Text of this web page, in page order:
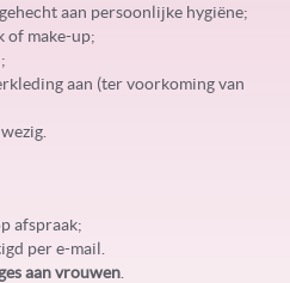
aan persoonlijke hygiëne;
of make-up;
aan (ter voorkoming van
afspraak;
per e-mail.
aan vrouwen